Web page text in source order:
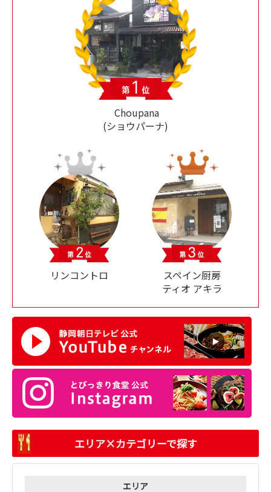
Choupana
(ショウパーナ)
リンコントロ
スペイン厨房
ティオ アキラ
エリア×カテゴリーで探す
エリア